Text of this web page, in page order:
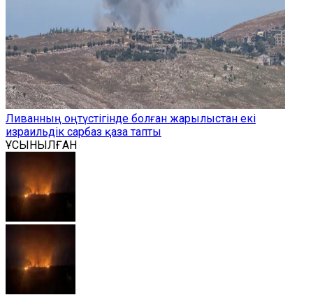
Ливанның оңтүстігінде болған жарылыстан екі
израильдік сарбаз қаза тапты
ҰСЫНЫЛҒАН